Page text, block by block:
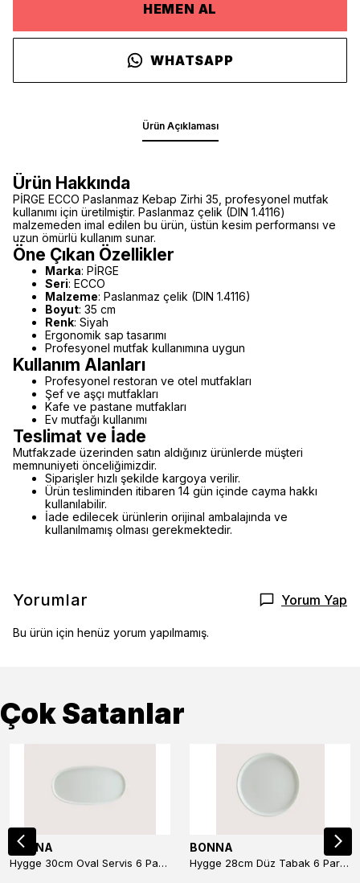
HEMEN AL
WHATSAPP
Ürün Açıklaması
Ürün Hakkında
PİRGE ECCO Paslanmaz Kebap Zirhi 35, profesyonel mutfak
kullanımı için üretilmiştir. Paslanmaz çelik (DIN 1.4116)
malzemeden imal edilen bu ürün, üstün kesim performansı ve
uzun ömürlü kullanım sunar.
Öne Çıkan Özellikler
Marka: PİRGE
Seri: ECCO
Malzeme: Paslanmaz çelik (DIN 1.4116)
Boyut: 35 cm
Renk: Siyah
Ergonomik sap tasarımı
Profesyonel mutfak kullanımına uygun
Kullanım Alanları
Profesyonel restoran ve otel mutfakları
Şef ve aşçı mutfakları
Kafe ve pastane mutfakları
Ev mutfağı kullanımı
Teslimat ve İade
Mutfakzade üzerinden satın aldığınız ürünlerde müşteri
memnuniyeti önceliğimizdir.
Siparişler hızlı şekilde kargoya verilir.
Ürün tesliminden itibaren 14 gün içinde cayma hakkı
kullanılabilir.
İade edilecek ürünlerin orijinal ambalajında ve
kullanılmamış olması gerekmektedir.
Yorumlar Yorum Yap
Bu ürün için henüz yorum yapılmamış.
Çok Satanlar
BONNA
Hygge 30cm Oval Servis 6 Parça
BONNA
Hygge 28cm Düz Tabak 6 Parça